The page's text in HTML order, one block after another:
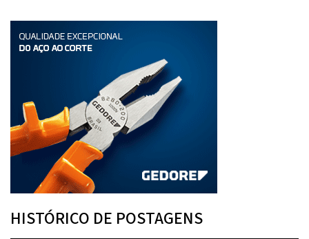
HISTÓRICO DE POSTAGENS